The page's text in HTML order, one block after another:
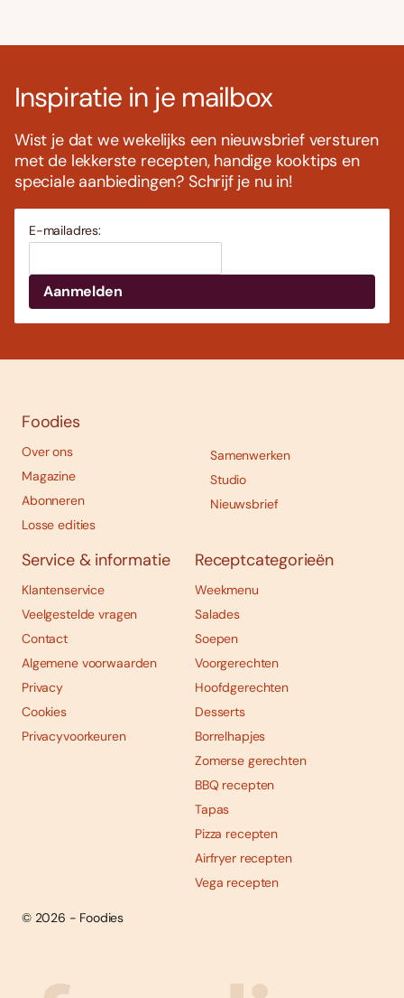
Inspiratie in je mailbox
Wist je dat we wekelijks een nieuwsbrief versturen
met de lekkerste recepten, handige kooktips en
speciale aanbiedingen? Schrijf je nu in!
E-mailadres:
Foodies
Over ons
Magazine
Abonneren
Losse edities
Samenwerken
Studio
Nieuwsbrief
Service & informatie
Klantenservice
Veelgestelde vragen
Contact
Algemene voorwaarden
Privacy
Cookies
Privacyvoorkeuren
Receptcategorieën
Weekmenu
Salades
Soepen
Voorgerechten
Hoofdgerechten
Desserts
Borrelhapjes
Zomerse gerechten
BBQ recepten
Tapas
Pizza recepten
Airfryer recepten
Vega recepten
© 2026 - Foodies